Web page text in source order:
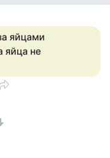
яйцами
яйца не